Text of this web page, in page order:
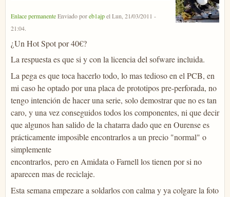
Enlace permanenteEnviado poreb1ajpelLun, 21/03/2011 -
21:04.
¿Un Hot Spot por 40€?
La respuesta es que si y con la licencia del sofware incluida.
La pega es que toca hacerlo todo, lo mas tedioso en el PCB, en
mi caso he optado por una placa de prototipos pre-perforada, no
tengo intención de hacer una serie, solo demostrar que no es tan
caro, y una vez conseguidos todos los componentes, ni que decir
que algunos han salido de la chatarra dado que en Ourense es
prácticamente imposible encontrarlos a un precio "normal" o
simplemente
encontrarlos, pero en Amidata o Farnell los tienen por si no
aparecen mas de reciclaje.
Esta semana empezare a soldarlos con calma y ya colgare la foto